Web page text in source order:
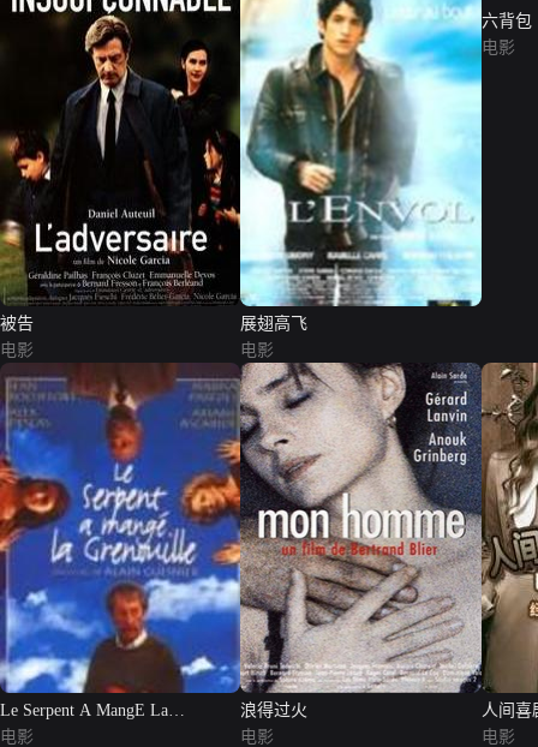
被告
电影
展翅高飞
电影
六背包
电影
Le Serpent A MangE La
Grenouille
电影
浪得过火
电影
人间喜
电影